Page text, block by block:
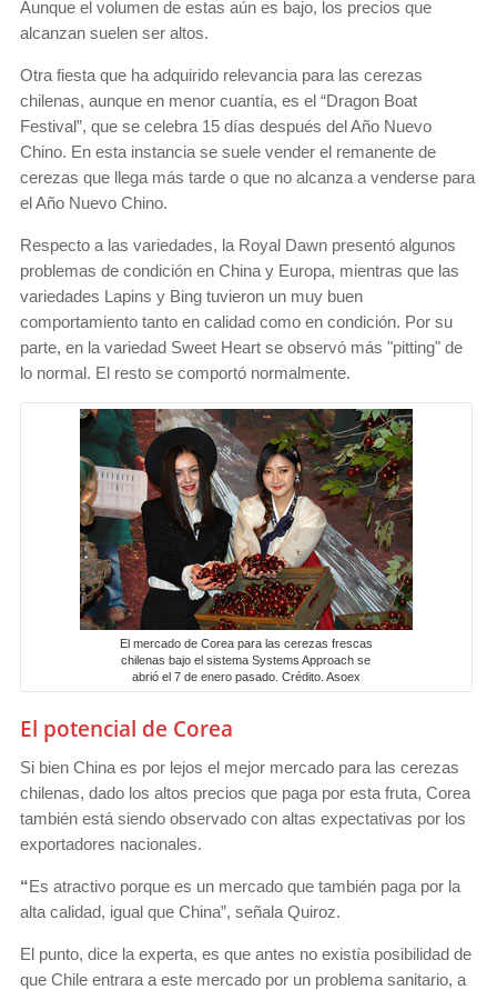
Aunque el volumen de estas aún es bajo, los precios que
alcanzan suelen ser altos.
Otra fiesta que ha adquirido relevancia para las cerezas
chilenas, aunque en menor cuantía, es el “Dragon Boat
Festival”, que se celebra 15 días después del Año Nuevo
Chino. En esta instancia se suele vender el remanente de
cerezas que llega más tarde o que no alcanza a venderse para
el Año Nuevo Chino.
Respecto a las variedades, la Royal Dawn presentó algunos
problemas de condición en China y Europa, mientras que las
variedades Lapins y Bing tuvieron un muy buen
comportamiento tanto en calidad como en condición. Por su
parte, en la variedad Sweet Heart se observó más "pitting" de
lo normal. El resto se comportónormalmente.
El mercado de Corea para las cerezas frescas
chilenas bajo el sistema Systems Approach se
abrió el 7 de enero pasado. Crédito. Asoex
El potencial de Corea
Si bien China es por lejos el mejor mercado para las cerezas
chilenas, dado los altos precios que paga por esta fruta, Corea
también está siendo observado con altas expectativas por los
exportadores nacionales.
“Es atractivo porque es un mercado que también paga por la
alta calidad, igual que China”, señala Quiroz.
El punto, dice la experta, es que antes no existía posibilidad de
que Chile entrara a este mercado por un problema sanitario, a